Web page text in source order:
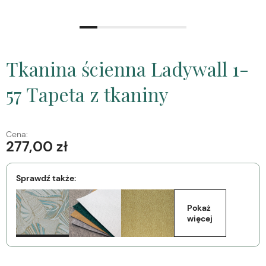
Tkanina ścienna Ladywall 1-
57 Tapeta z tkaniny
Cena:
277,00 zł
Sprawdź także:
Pokaż
więcej